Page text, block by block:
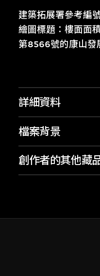
建築拓展署參考編
繪圖標題：樓面面
第8566號的康山發
詳細資料
檔案背景
創作者的其他藏